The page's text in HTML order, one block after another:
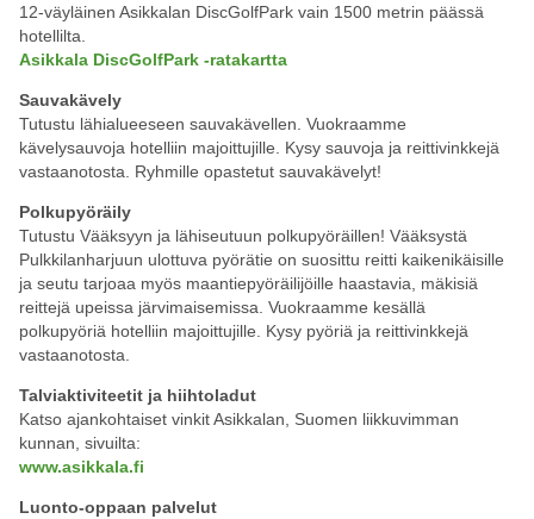
12-väyläinen Asikkalan DiscGolfPark vain 1500 metrin päässä
hotellilta.
Asikkala DiscGolfPark -ratakartta
Sauvakävely
Tutustu lähialueeseen sauvakävellen. Vuokraamme
kävelysauvoja hotelliin majoittujille. Kysy sauvoja ja reittivinkkejä
vastaanotosta. Ryhmille opastetut sauvakävelyt!
Polkupyöräily
Tutustu Vääksyyn ja lähiseutuun polkupyöräillen! Vääksystä
Pulkkilanharjuun ulottuva pyörätie on suosittu reitti kaikenikäisille
ja seutu tarjoaa myös maantiepyöräilijöille haastavia, mäkisiä
reittejä upeissa järvimaisemissa. Vuokraamme kesällä
polkupyöriä hotelliin majoittujille. Kysy pyöriä ja reittivinkkejä
vastaanotosta.
Talviaktiviteetit ja hiihtoladut
Katso ajankohtaiset vinkit Asikkalan, Suomen liikkuvimman
kunnan, sivuilta:
www.asikkala.fi
Luonto-oppaan palvelut